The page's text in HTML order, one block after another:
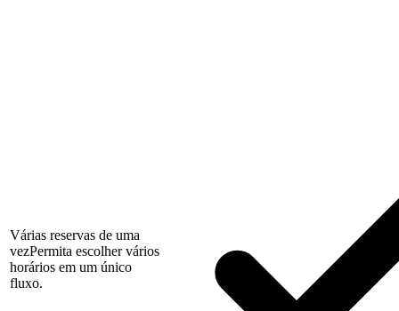
Várias reservas de uma
vezPermita escolher vários
horários em um único
fluxo.